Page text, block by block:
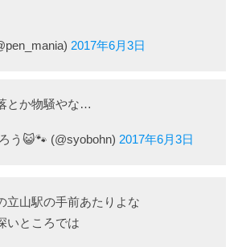
2017年6月3日
とか物騒やな…
う😺🐾 (@syobohn) 2017年6月3日
立山駅の手前あたりよな
いところでは